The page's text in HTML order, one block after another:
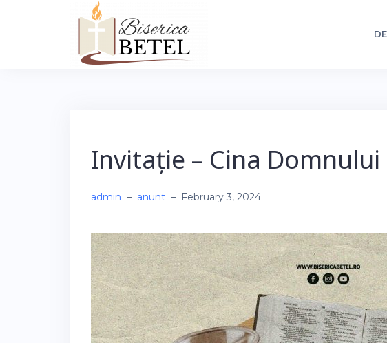
Invitație – Cina Domnului
admin – anunt – February 3, 2024